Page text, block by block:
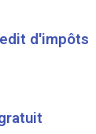
d'impôts